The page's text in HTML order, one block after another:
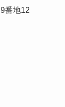
番地12